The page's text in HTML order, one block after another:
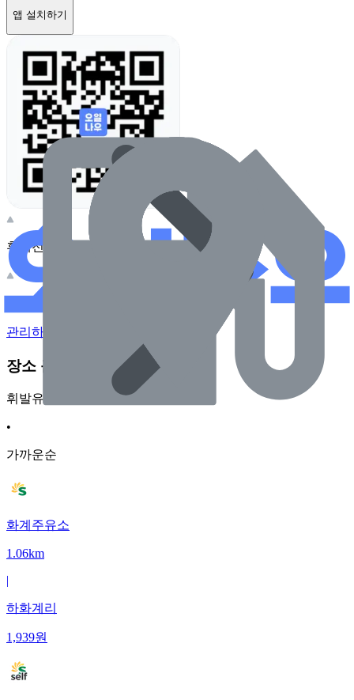
앱 설치하기
휴대전화 카메라로 찍어보세요
관리하기
장소 근처 주유소
휘발유
•
가까운순
화계주유소
1.06km
|
하화계리
1,939원